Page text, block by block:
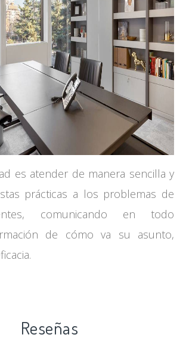
es atender de manera sencilla y
prácticas a los problemas de
comunicando en todo
de cómo va su asunto,
Reseñas